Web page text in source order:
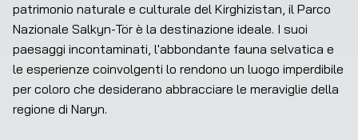
patrimonio naturale e culturale del Kirghizistan, il Parco
Nazionale Salkyn-Tör è la destinazione ideale. I suoi
paesaggi incontaminati, l'abbondante fauna selvatica e
le esperienze coinvolgenti lo rendono un luogo imperdibile
per coloro che desiderano abbracciare le meraviglie della
regione di Naryn.